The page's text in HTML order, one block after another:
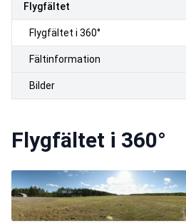
Flygfältet
Flygfältet i 360°
Fältinformation
Bilder
Flygfältet i 360°